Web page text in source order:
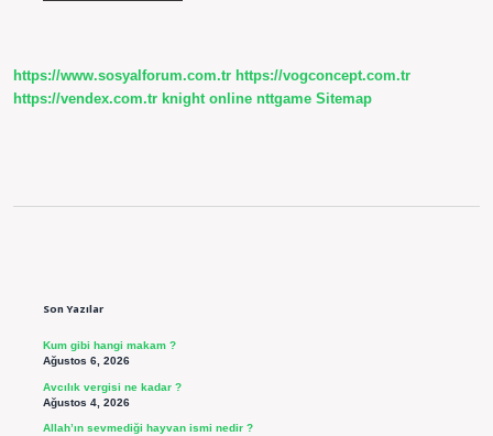
https://www.sosyalforum.com.tr https://vogconcept.com.tr
https://vendex.com.tr knight online nttgame Sitemap
Son Yazılar
Kum gibi hangi makam ?
Ağustos 6, 2026
Avcılık vergisi ne kadar ?
Ağustos 4, 2026
Allah’ın sevmediği hayvan ismi nedir ?